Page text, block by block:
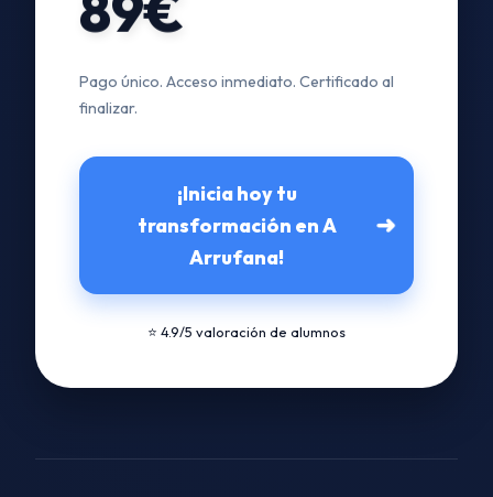
Pago único. Acceso inmediato. Certificado al
finalizar.
¡Inicia hoy tu
transformación en A
Arrufana!
➜
⭐ 4.9/5 valoración de alumnos